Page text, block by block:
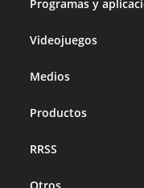
Programas y
Videojuegos
Medios
Productos
RRSS